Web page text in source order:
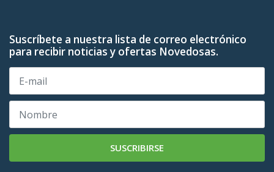
Suscríbete a nuestra lista de correo electrónico
para recibir noticias y ofertas Novedosas.
SUSCRIBIRSE